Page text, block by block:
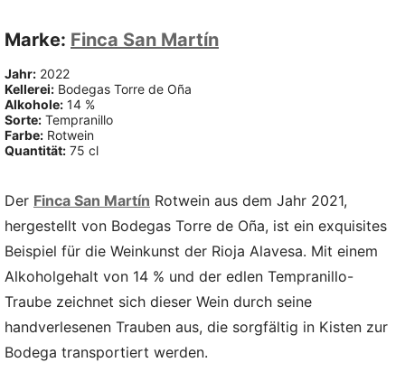
Marke: Finca San Martín
Jahr: 2022
Kellerei: Bodegas Torre de Oña
Alkohole: 14 %
Sorte: Tempranillo
Farbe: Rotwein
Quantität: 75 cl
Der Finca San Martín Rotwein aus dem Jahr 2021,
hergestellt von Bodegas Torre de Oña, ist ein exquisites
Beispiel für die Weinkunst der Rioja Alavesa. Mit einem
Alkoholgehalt von 14 % und der edlen Tempranillo-
Traube zeichnet sich dieser Wein durch seine
handverlesenen Trauben aus, die sorgfältig in Kisten zur
Bodega transportiert werden.